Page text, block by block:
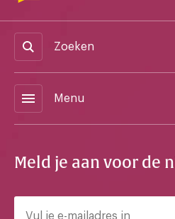
Zoeken
menu Menu
Meld je aan voor de